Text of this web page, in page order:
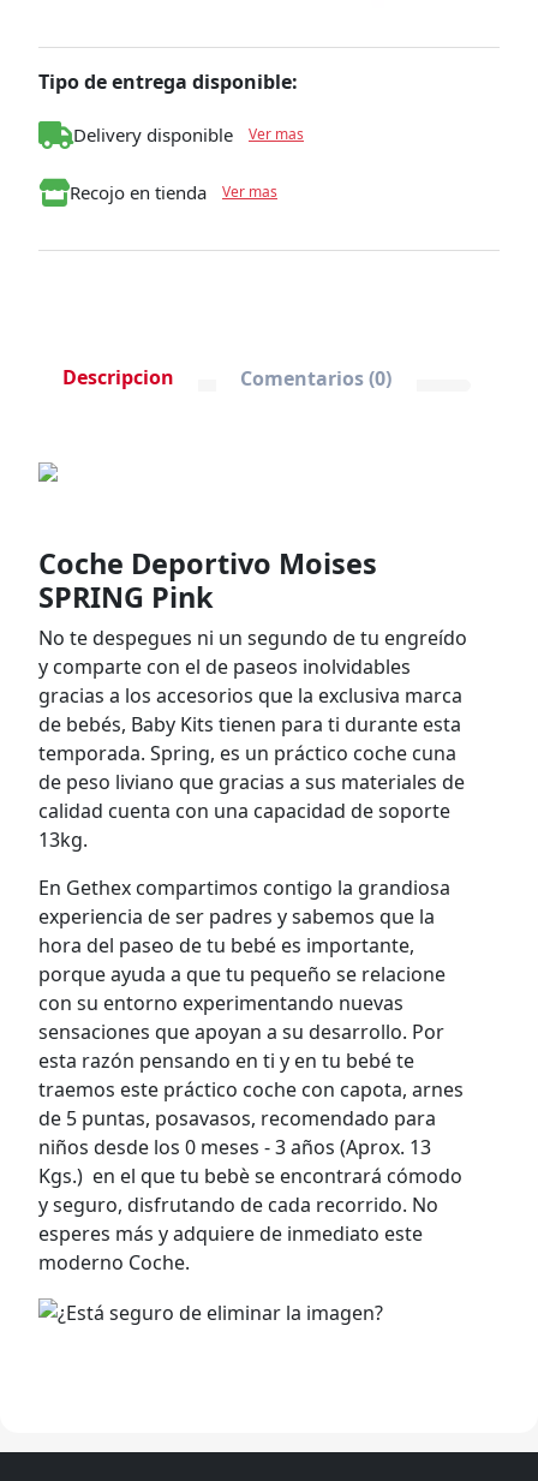
cm
Tipo de entrega disponible:
Delivery disponible Ver mas
Recojo en tienda Ver mas
Descripcion Comentarios (0)
Coche Deportivo Moises
SPRING Pink
No te despegues ni un segundo de tu engreído
y comparte con el de paseos inolvidables
gracias a los accesorios que la exclusiva marca
de bebés, Baby Kits tienen para ti durante esta
temporada. Spring, es un práctico coche cuna
de peso liviano que gracias a sus materiales de
calidad cuenta con una capacidad de soporte
13kg.
En Gethex compartimos contigo la grandiosa
experiencia de ser padres y sabemos que la
hora del paseo de tu bebé es importante,
porque ayuda a que tu pequeño se relacione
con su entorno experimentando nuevas
sensaciones que apoyan a su desarrollo. Por
esta razón pensando en ti y en tu bebé te
traemos este práctico coche con capota, arnes
de 5 puntas, posavasos, recomendado para
niños desde los 0 meses - 3 años (Aprox. 13
Kgs.) en el que tu bebè se encontrará cómodo
y seguro, disfrutando de cada recorrido. No
esperes más y adquiere de inmediato este
moderno Coche.